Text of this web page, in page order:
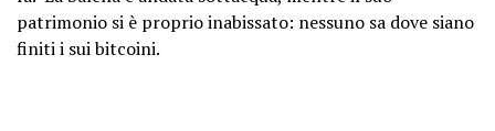
patrimonio si è proprio inabissato: nessuno sa dove siano
finiti i sui bitcoini.